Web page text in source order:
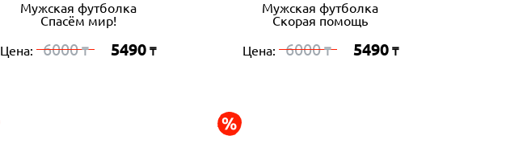
Мужская футболка
Спасём мир!
Цена: 6000₸ 5490 ₸
Мужская футболка
Скорая помощь
Цена: 6000₸ 5490 ₸